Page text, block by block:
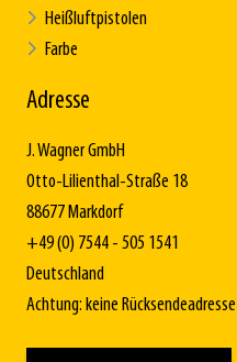
Heißluftpistolen
Farbe
Adresse
J. Wagner GmbH
Otto-Lilienthal-Straße 18
88677 Markdorf
+49 (0) 7544 - 505 1541
Deutschland
Achtung: keine Rücksendeadresse